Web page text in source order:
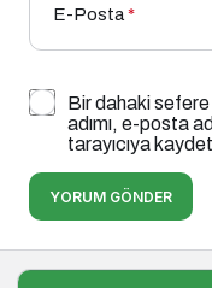
E-Posta*
Bir dahaki sefere
adımı, e-posta
tarayıcıya
YORUM GÖNDER